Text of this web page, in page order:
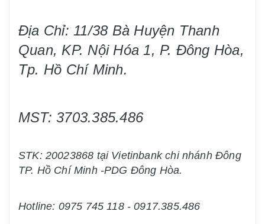
Địa Chỉ: 11/38 Bà Huyện Thanh
Quan, KP. Nội Hóa 1, P. Đông Hòa,
Tp. Hồ Chí Minh.
MST: 3703.385.486
STK: 20023868 tại Vietinbank chi nhánh Đông
TP. Hồ Chí Minh -PDG Đông Hòa.
Hotline: 0975 745 118 - 0917.385.486